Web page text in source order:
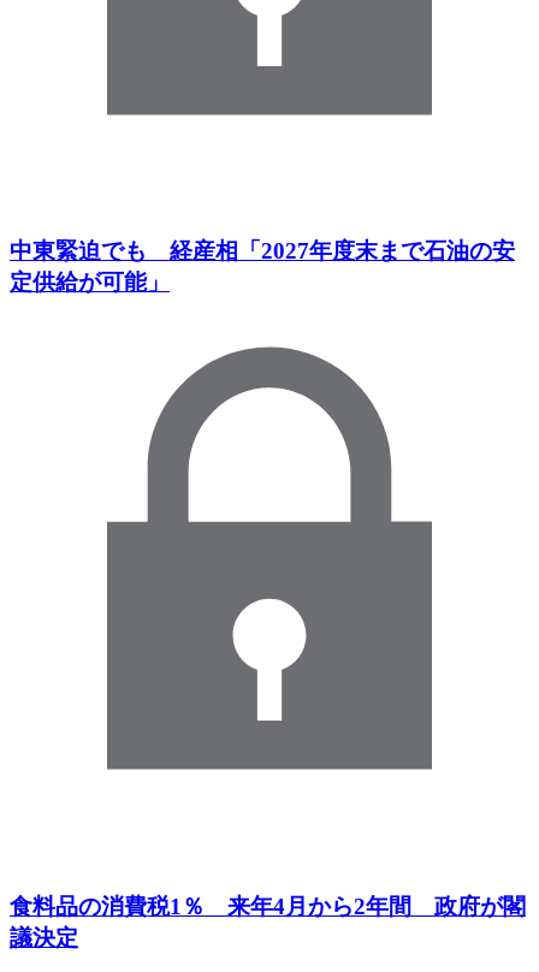
中東緊迫でも 経産相「2027年度末まで石油の安
定供給が可能」
食料品の消費税1％ 来年4月から2年間 政府が閣
議決定